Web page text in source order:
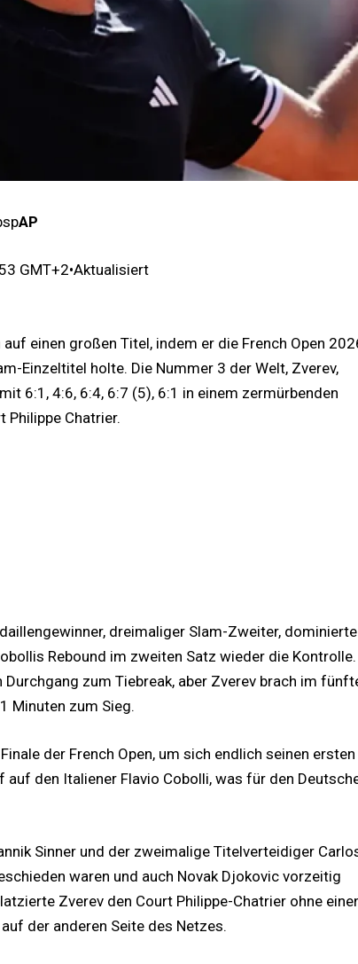
AP
GMT+2•Aktualisiert
einen großen Titel, indem er die French Open
Einzeltitel holte. Die Nummer 3 der Welt, Zverev,
6:1, 4:6, 6:4, 6:7 (5), 6:1 in einem zermürbenden
Chatrier.
dreimaliger Slam-Zweiter, dominierte
Rebound im zweiten Satz wieder die Kontrolle.
zum Tiebreak, aber Zverev brach im
Minuten zum Sieg.
der French Open, um sich endlich seinen ersten
den Italiener Flavio Cobolli, was für den
Sinner und der zweimalige Titelverteidiger
waren und auch Novak Djokovic vorzeitig
Zverev den Court Philippe-Chatrier ohne
der anderen Seite des Netzes.